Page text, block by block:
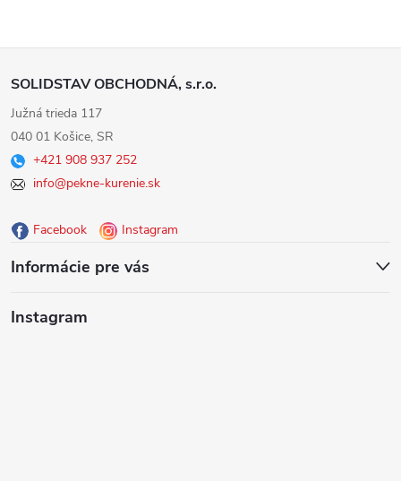
Z
á
p
ä
e
SOLIDSTAV OBCHODNÁ, s.r.o.
Južná trieda 117
040 01 Košice, SR
+421 908 937 252
info@pekne-kurenie.sk
Facebook Instagram
Informácie pre vás
Instagram